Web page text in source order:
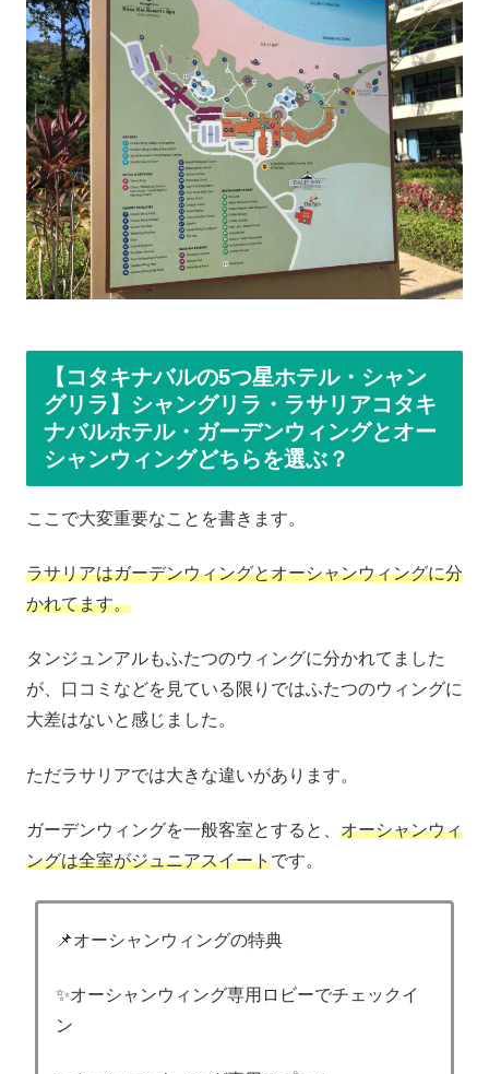
【コタキナバルの5つ星ホテル・シャン
グリラ】シャングリラ・ラサリアコタキ
ナバルホテル・ガーデンウィングとオー
シャンウィングどちらを選ぶ？
ここで大変重要なことを書きます。
ラサリアはガーデンウィングとオーシャンウィングに分
かれてます。
タンジュンアルもふたつのウィングに分かれてました
が、口コミなどを見ている限りではふたつのウィングに
大差はないと感じました。
ただラサリアでは大きな違いがあります。
ガーデンウィングを一般客室とすると、 オーシャンウィ
ングは全室がジュニアスイートです。
📌オーシャンウィングの特典
✨オーシャンウィング専用ロビーでチェックイ
ン